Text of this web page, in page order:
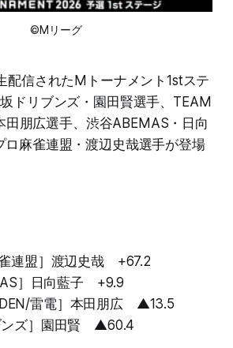
©Mリーグ
配信されたMトーナメント1stステ
ドリブンズ・園田賢選手、TEAM
田朋広選手、渋谷ABEMAS・日向
ロ麻雀連盟・渡辺史哉選手が登場
連盟］渡辺史哉 +67.2
］日向藍子 +9.9
雷電］本田朋広 ▲13.5
ンズ］園田賢 ▲60.4